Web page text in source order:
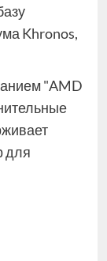
Khronos,
"AMD
для